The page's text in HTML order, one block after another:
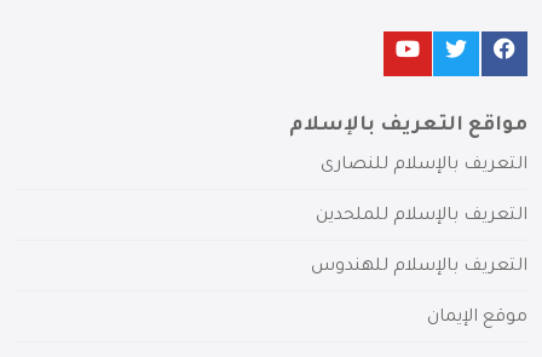
مواقع التعريف بالإسلام
التعريف بالإسلام للنصارى
التعريف بالإسلام للملحدين
التعريف بالإسلام للهندوس
موقع الإيمان